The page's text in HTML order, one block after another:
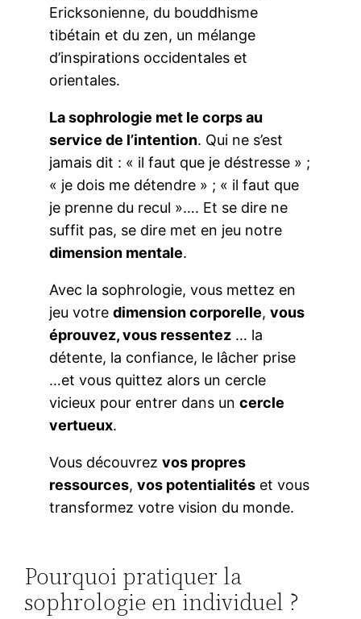
Ericksonienne, du bouddhisme
tibétain et du zen, un mélange
d’inspirations occidentales et
orientales.
La sophrologie met le corps au
service de l’intention. Qui ne s’est
jamais dit : « il faut que je déstresse » ;
« je dois me détendre » ; « il faut que
je prenne du recul »…. Et se dire ne
suffit pas, se dire met en jeu notre
dimension mentale.
Avec la sophrologie, vous mettez en
jeu votredimension corporelle,vous
éprouvez, vous ressentez … la
détente, la confiance, le lâcher prise
…et vous quittez alors un cercle
vicieux pour entrer dans uncercle
vertueux.
Vous découvrezvos propres
ressources,vos potentialités et vous
transformez votre vision du monde.
Pourquoi pratiquer la
sophrologie en individuel ?